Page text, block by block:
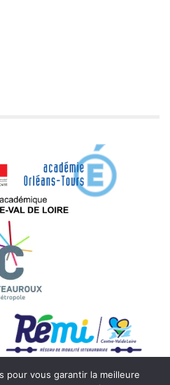
pour vous garantir la meilleure